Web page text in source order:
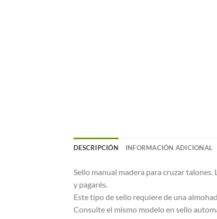
DESCRIPCIÓN INFORMACIÓN ADICIONAL
Sello manual madera para cruzar
y pagarés.
Este tipo de sello requiere de una
Consulte el mismo modelo en sello